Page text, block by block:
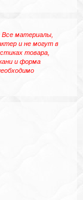
Все материалы,
и не могут в
товара,
и форма